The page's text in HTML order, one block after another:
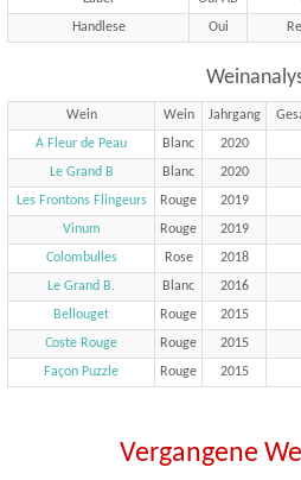
Handlese
Oui
Wein Wein Jahrgang
A Fleur de Peau
Blanc 2020
Le Grand B
Blanc 2020
Les Frontons Flingeurs
Rouge 2019
Vinum
Rouge 2019
Colombulles
Rose 2018
Le Grand B.
Blanc 2016
Bellouget
Rouge 2015
Coste Rouge
Rouge 2015
Façon Puzzle
Rouge 2015
Vergangene